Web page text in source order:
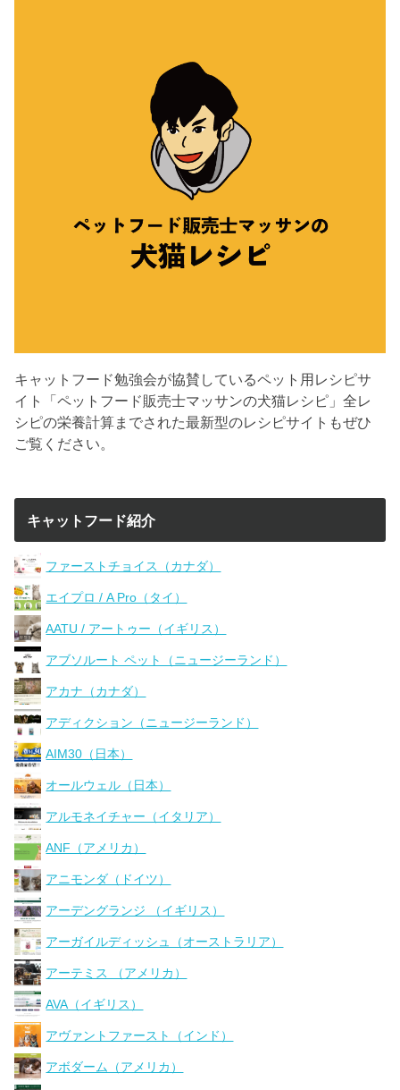
キャットフード勉強会が協賛しているペット用レシピサ
イト「ペットフード販売士マッサンの犬猫レシピ」全レ
シピの栄養計算までされた最新型のレシピサイトもぜひ
ご覧ください。
キャットフード紹介
ファーストチョイス（カナダ）
エイプロ / A Pro（タイ）
AATU / アートゥー（イギリス）
アブソルート ペット（ニュージーランド）
アカナ（カナダ）
アディクション（ニュージーランド）
AIM30（日本）
オールウェル（日本）
アルモネイチャー（イタリア）
ANF（アメリカ）
アニモンダ（ドイツ）
アーデングランジ （イギリス）
アーガイルディッシュ（オーストラリア）
アーテミス （アメリカ）
AVA（イギリス）
アヴァントファースト（インド）
アボダーム（アメリカ）